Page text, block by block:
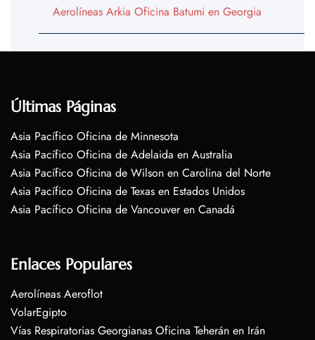
Aerolíneas Arkia Oficina Batumi en Georgia
Últimas Páginas
Asia Pacífico Oficina de Minnesota
Asia Pacífico Oficina de Adelaida en Australia
Asia Pacífico Oficina de Wilson en Carolina del Norte
Asia Pacífico Oficina de Texas en Estados Unidos
Asia Pacífico Oficina de Vancouver en Canadá
Enlaces Populares
Aerolíneas Aeroflot
VolarEgipto
Vías Respiratorias Georgianas Oficina Teherán en Irán